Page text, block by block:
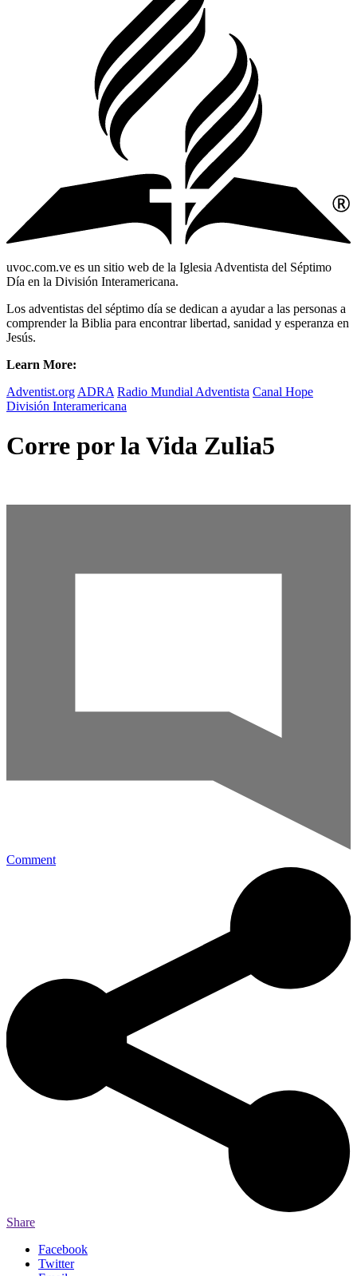
uvoc.com.ve es un sitio web de la Iglesia Adventista del Séptimo
Día en la División Interamericana.
Los adventistas del séptimo día se dedican a ayudar a las personas a
comprender la Biblia para encontrar libertad, sanidad y esperanza en
Jesús.
Learn More:
Adventist.org ADRA Radio Mundial Adventista Canal Hope
División Interamericana
Corre por la Vida Zulia5
Comment
Share
Facebook
Twitter